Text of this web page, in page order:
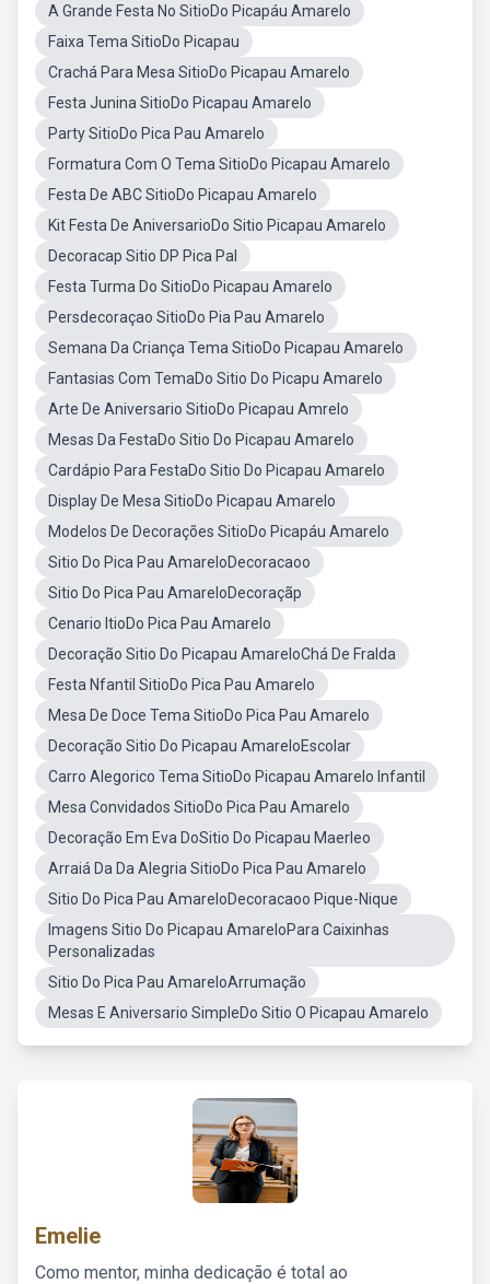
A Grande Festa No SitioDo Picapáu Amarelo
Faixa Tema SitioDo Picapau
Crachá Para Mesa SitioDo Picapau Amarelo
Festa Junina SitioDo Picapau Amarelo
Party SitioDo Pica Pau Amarelo
Formatura Com O Tema SitioDo Picapau Amarelo
Festa De ABC SitioDo Picapau Amarelo
Kit Festa De AniversarioDo Sitio Picapau Amarelo
Decoracap Sitio DP Pica Pal
Festa Turma Do SitioDo Picapau Amarelo
Persdecoraçao SitioDo Pia Pau Amarelo
Semana Da Criança Tema SitioDo Picapau Amarelo
Fantasias Com TemaDo Sitio Do Picapu Amarelo
Arte De Aniversario SitioDo Picapau Amrelo
Mesas Da FestaDo Sitio Do Picapau Amarelo
Cardápio Para FestaDo Sitio Do Picapau Amarelo
Display De Mesa SitioDo Picapau Amarelo
Modelos De Decorações SitioDo Picapáu Amarelo
Sitio Do Pica Pau AmareloDecoracaoo
Sitio Do Pica Pau AmareloDecoraçãp
Cenario ItioDo Pica Pau Amarelo
Decoração Sitio Do Picapau AmareloChá De Fralda
Festa Nfantil SitioDo Pica Pau Amarelo
Mesa De Doce Tema SitioDo Pica Pau Amarelo
Decoração Sitio Do Picapau AmareloEscolar
Carro Alegorico Tema SitioDo Picapau Amarelo Infantil
Mesa Convidados SitioDo Pica Pau Amarelo
Decoração Em Eva DoSitio Do Picapau Maerleo
Arraiá Da Da Alegria SitioDo Pica Pau Amarelo
Sitio Do Pica Pau AmareloDecoracaoo Pique-Nique
Imagens Sitio Do Picapau AmareloPara Caixinhas
Personalizadas
Sitio Do Pica Pau AmareloArrumação
Mesas E Aniversario SimpleDo Sitio O Picapau Amarelo
Emelie
Como mentor, minha dedicação é total ao